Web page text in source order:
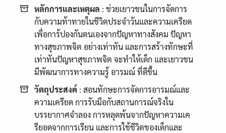
หลักการและเหตุผล : ช่วยเยาวชนในการจัดการ
กับความท้าทายในชีวิตประจำวันและความเครียด
เพื่อการ้ปองกันตนเองจากปัญหาทางสังคม ปัญหา
ทางสุขภาพจิต อย่างเท่าทัน และการสร้างทักษะที่
เท่าทันปัญหาสุขภาพจิต จะทำให้เด็ก และเยาวชน
มีพัฒนาการทางความรู้ อารมณ์ ที่ดีขึ้น
วัตถุประสงค์ : สอนทักษะการจัดการอารมณ์และ
ความเครียด การรับมือกับสถานการณ์จริงใน
บรรยากาศจำลอง การหลุดพ้นจากปัญหาความเค
รียอดจากการเรียน และการใช้ชีวิตของเด็กและ